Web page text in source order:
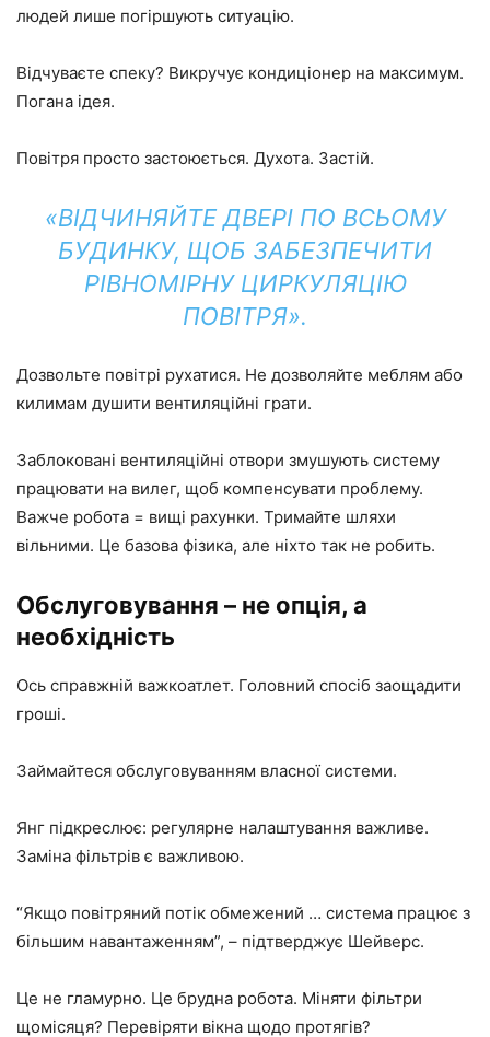
людей лише погіршують ситуацію.
Відчуваєте спеку? Викручує кондиціонер на максимум.
Погана ідея.
Повітря просто застоюється. Духота. Застій.
«ВІДЧИНЯЙТЕ ДВЕРІ ПО ВСЬОМУ
БУДИНКУ, ЩОБ ЗАБЕЗПЕЧИТИ
РІВНОМІРНУ ЦИРКУЛЯЦІЮ
ПОВІТРЯ».
Дозвольте повітрі рухатися. Не дозволяйте меблям або
килимам душити вентиляційні грати.
Заблоковані вентиляційні отвори змушують систему
працювати на вилег, щоб компенсувати проблему.
Важче робота = вищі рахунки. Тримайте шляхи
вільними. Це базова фізика, але ніхто так не робить.
Обслуговування – не опція, а
необхідність
Ось справжній важкоатлет. Головний спосіб заощадити
гроші.
Займайтеся обслуговуванням власної системи.
Янг підкреслює: регулярне налаштування важливе.
Заміна фільтрів є важливою.
“Якщо повітряний потік обмежений … система працює з
більшим навантаженням”, – підтверджує Шейверс.
Це не гламурно. Це брудна робота. Міняти фільтри
щомісяця? Перевіряти вікна щодо протягів?